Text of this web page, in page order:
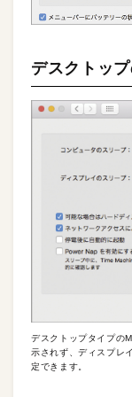
デスクトッ
デスクトップタイプの
示されず、ディスプレ
定できます。